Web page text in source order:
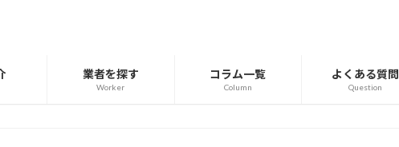
業者を探す
Worker
コラム一覧
Column
よくある質問
Question